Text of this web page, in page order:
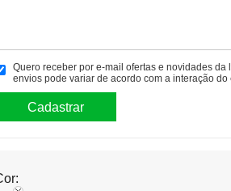
Quero receber por e-mail ofertas e novidades da
envios pode variar de acordo com a interação do